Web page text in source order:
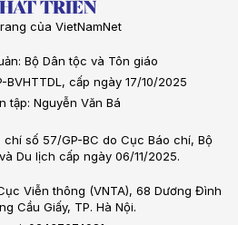
của VietNamNet
Bộ Dân tộc và Tôn giáo
BVHTTDL, cấp ngày 17/10/2025
tập: Nguyễn Văn Bá
số 57/GP-BC do Cục Báo chí, Bộ
Du lịch cấp ngày 06/11/2025.
Viễn thông (VNTA), 68 Dương Đình
Cầu Giấy, TP. Hà Nội.